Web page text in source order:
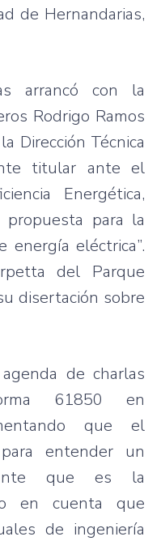
de Hernandarias,
arrancó con la
Rodrigo Ramos
Dirección Técnica
titular ante el
Energética,
propuesta para la
energía eléctrica”.
del Parque
disertación sobre
de charlas
61850 en
que el
para entender un
que es la
en cuenta
que
de ingeniería